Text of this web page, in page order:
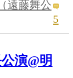
遠藤舞公
5
演@明